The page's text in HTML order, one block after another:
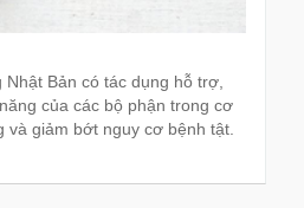
Bản có tác dụng hỗ trợ,
của các bộ phận trong cơ
và giảm bớt nguy cơ bệnh tật.